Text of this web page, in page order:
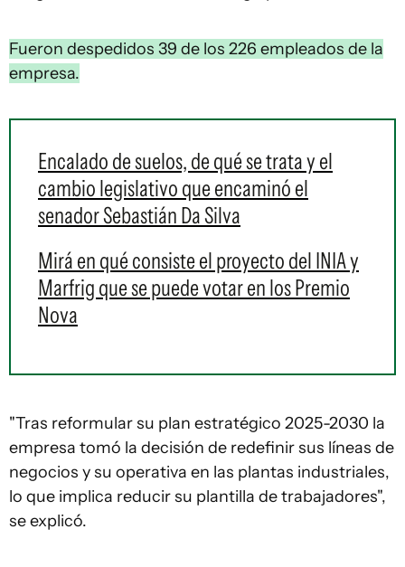
Fueron despedidos 39 de los 226 empleados de la
empresa.
Encalado de suelos, de qué se trata y el
cambio legislativo que encaminó el
senador Sebastián Da Silva
Mirá en qué consiste el proyecto del INIA y
Marfrig que se puede votar en los Premio
Nova
"Tras reformular su plan estratégico 2025-2030 la
empresa tomó la decisión de redefinir sus líneas de
negocios y su operativa en las plantas industriales,
lo que implica reducir su plantilla de trabajadores",
se explicó.